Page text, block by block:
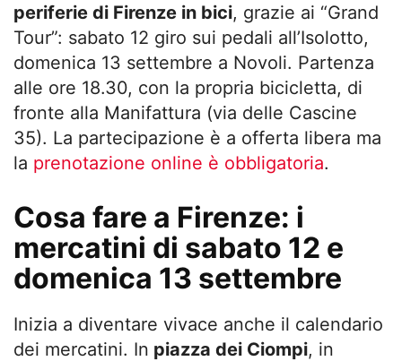
periferie di Firenze in bici, grazie ai “Grand
Tour”: sabato 12 giro sui pedali all’Isolotto,
domenica 13 settembre a Novoli. Partenza
alle ore 18.30, con la propria bicicletta, di
fronte alla Manifattura (via delle Cascine
35). La partecipazione è a offerta libera ma
la prenotazione online è obbligatoria.
Cosa fare a Firenze: i
mercatini di sabato 12 e
domenica 13 settembre
Inizia a diventare vivace anche il calendario
dei mercatini. In piazza dei Ciompi, in